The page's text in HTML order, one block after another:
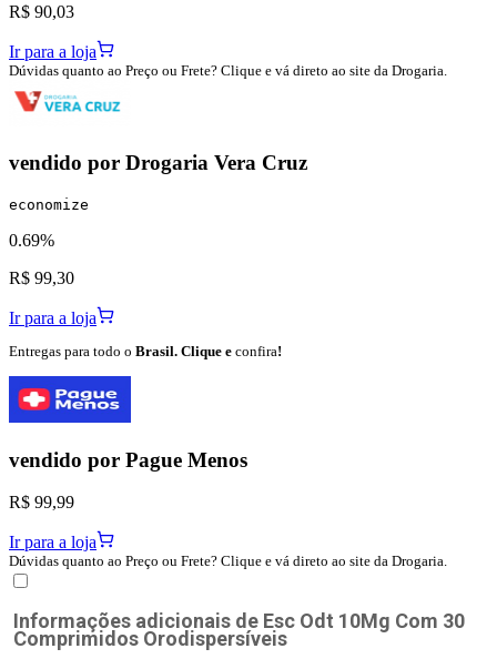
R$ 90,03
Ir para a loja
Dúvidas quanto ao Preço ou Frete? Clique e vá direto ao site da Drogaria.
vendido por Drogaria Vera Cruz
economize
0.69%
R$ 99,30
Ir para a loja
Entregas para todo o Brasil. Clique e confira!
vendido por Pague Menos
R$ 99,99
Ir para a loja
Dúvidas quanto ao Preço ou Frete? Clique e vá direto ao site da Drogaria.
Informações adicionais de Esc Odt 10Mg Com 30
Comprimidos Orodispersíveis